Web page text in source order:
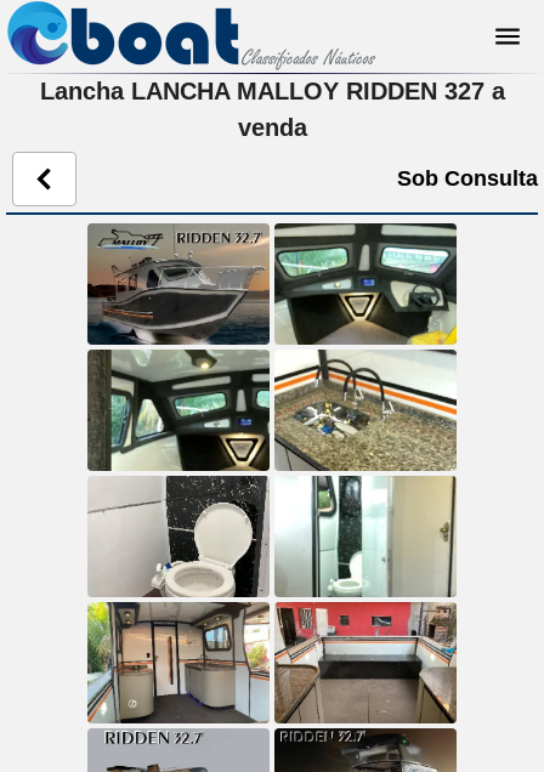
Lancha LANCHA MALLOY RIDDEN 327 a
venda
Sob Consulta